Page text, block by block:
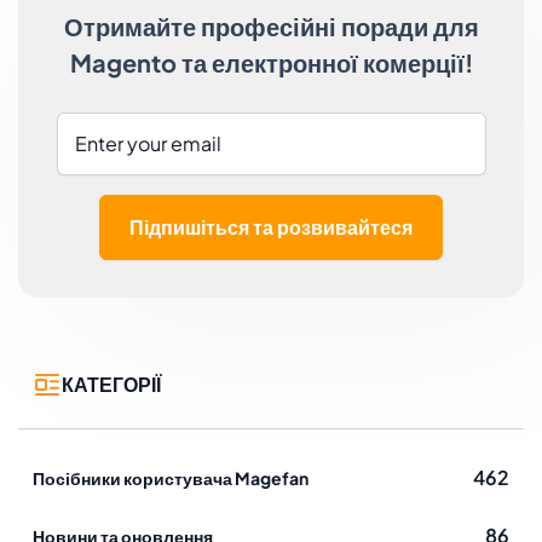
виберіть відповідний . 2. Знайдіть розділ Публікація
та вкажіть Кінцеву дату для публікації, яку потрібно
вимкнути. 3. Збережіть свої налаштування, і все.
не потрібно робити нічого більше, оскільки додаток
піти ще далі, ви можете для публікації у вказаний
час. Таким чином, ви зосереджуєтесь на інших
Отримайте професійні поради для
Magento та електронної комерції!
Підпишіться та розвивайтеся
КАТЕГОРІЇ
Посібники користувача Magefan 462
Новини та оновлення 86